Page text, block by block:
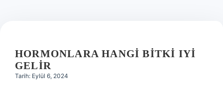
HORMONLARA HANGI BITKI IYI
GELIR
Tarih: Eylül 6, 2024